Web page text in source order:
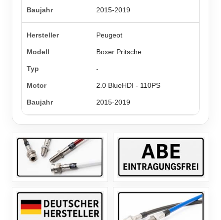
2015-2019
Peugeot
Boxer Pritsche
-
2.0 BlueHDI - 110PS
2015-2019